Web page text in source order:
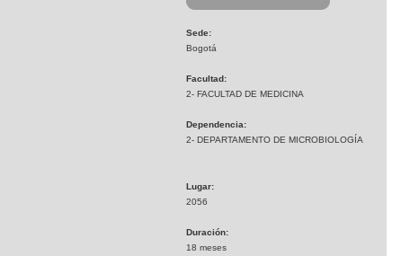
Sede:
Bogotá
Facultad:
2- FACULTAD DE MEDICINA
Dependencia:
2- DEPARTAMENTO DE MICROBIOLOGÍA
Lugar:
2056
Duración:
18 meses